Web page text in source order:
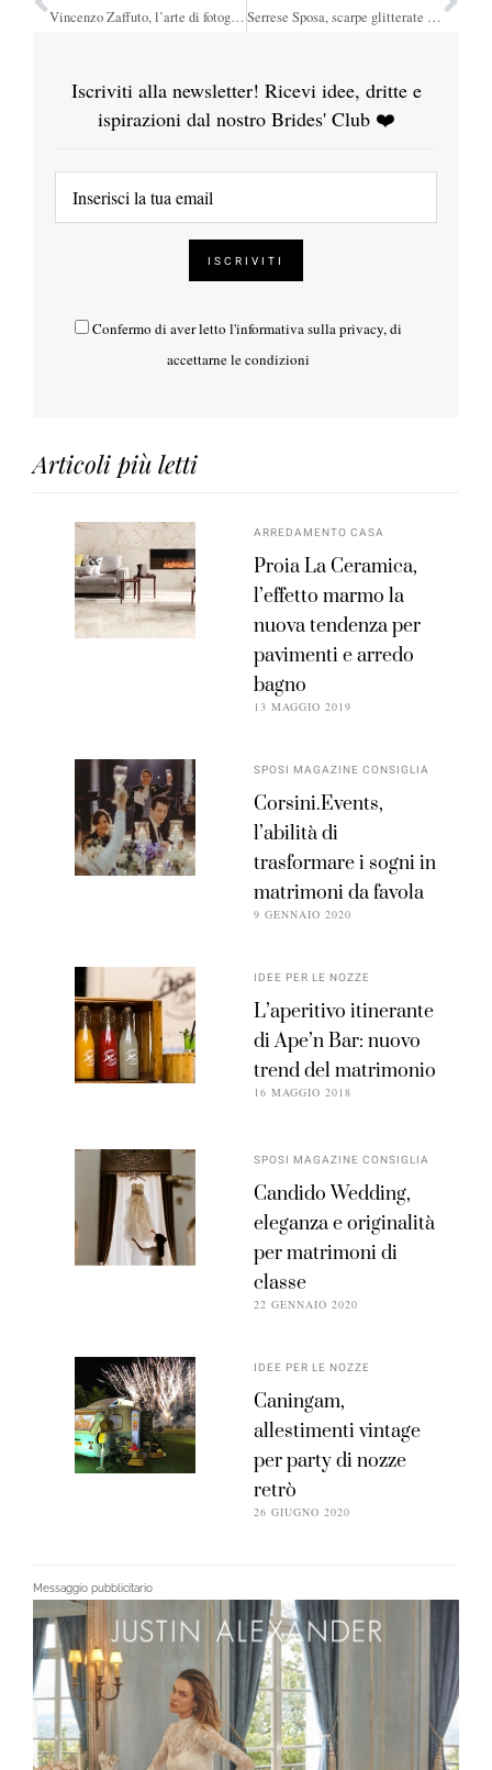
Vincenzo Zaffuto, l’arte di fotografare emozioni Serrese Sposa, scarpe glitterate e scintillanti per una donna sparkling
Iscriviti alla newsletter! Ricevi idee, dritte e
ispirazioni dal nostro Brides' Club ❤️
Confermo di aver letto l'informativa sulla privacy, di
accettarne le condizioni
Articoli più letti
ARREDAMENTO CASA
Proia La Ceramica,
l’effetto marmo la
nuova tendenza per
pavimenti e arredo
bagno
13 MAGGIO 2019
SPOSI MAGAZINE CONSIGLIA
Corsini.Events,
l’abilità di
trasformare i sogni in
matrimoni da favola
9 GENNAIO 2020
IDEE PER LE NOZZE
L’aperitivo itinerante
di Ape’n Bar: nuovo
trend del matrimonio
16 MAGGIO 2018
SPOSI MAGAZINE CONSIGLIA
Candido Wedding,
eleganza e originalità
per matrimoni di
classe
22 GENNAIO 2020
IDEE PER LE NOZZE
Caningam,
allestimenti vintage
per party di nozze
retrò
26 GIUGNO 2020
Messaggio pubblicitario